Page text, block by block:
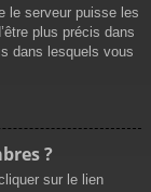
le serveur puisse les
plus précis dans
dans lesquels vous
?
sur le lien